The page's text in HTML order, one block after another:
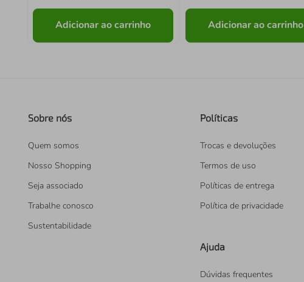
Adicionar ao carrinho Adicionar ao carrinho
Sobre nós
Quem somos
Nosso Shopping
Seja associado
Trabalhe conosco
Sustentabilidade
Políticas
Trocas e devoluções
Termos de uso
Políticas de entrega
Política de privacidade
Ajuda
Dúvidas frequentes